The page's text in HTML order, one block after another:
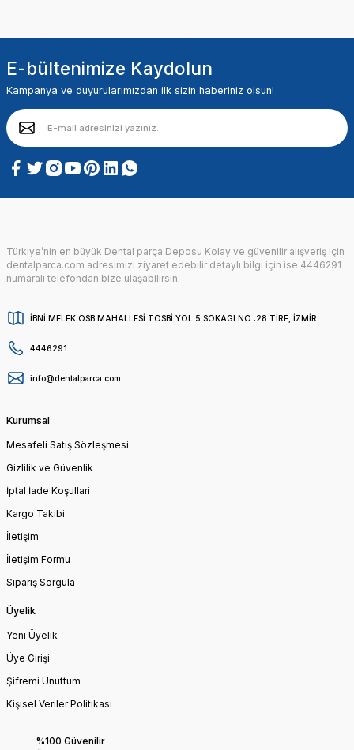
E-bültenimize Kaydolun
Kampanya ve duyurularımızdan ilk sizin haberiniz olsun!
Türkiye’nin en büyük Dental parça Deposu Kolay ve güvenilir alışveriş için
dentalparca.com adresimizi ziyaret edebilir detaylı bilgi için ise 4446291
numaralı telefondan bize ulaşabilirsin.
İBNİ MELEK OSB MAHALLESİ TOSBİ YOL 5 SOKAGI NO :28 TİRE, İZMİR
4446291
info@dentalparca.com
Kurumsal
Mesafeli Satış Sözleşmesi
Gizlilik ve Güvenlik
İptal İade Koşullari
Kargo Takibi
İletişim
İletişim Formu
Sipariş Sorgula
Üyelik
Yeni Üyelik
Üye Girişi
Şifremi Unuttum
Kişisel Veriler Politikası
%100 Güvenilir